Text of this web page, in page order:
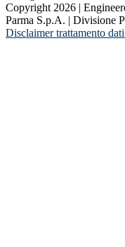
Copyright 2026 |
Parma S.p.A. | Divisione
Disclaimer trattamento